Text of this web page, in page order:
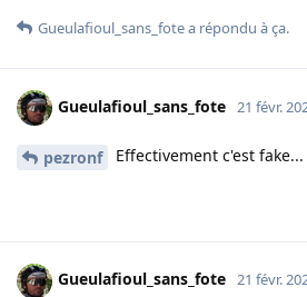
Gueulafioul_sans_fotea répondu à ça.
Gueulafioul_sans_fote 21 févr.
pezronf Effectivement c'est fake...
Gueulafioul_sans_fote 21 févr.